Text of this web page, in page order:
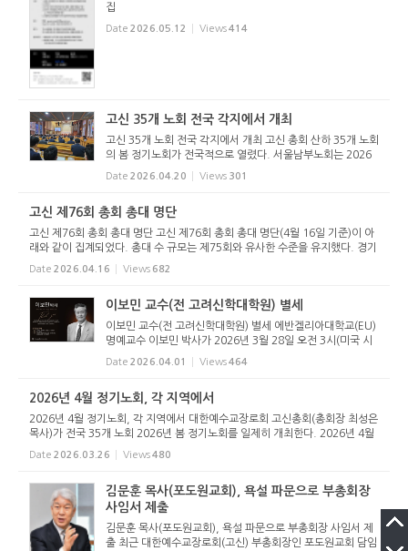
집
Date 2026.05.12 Views414
고신 35개 노회 전국 각지에서 개최
고신 35개 노회 전국 각지에서 개최 고신 총회 산하 35개 노회
의 봄 정기노회가 전국적으로 열렸다. 서울남부노회는 2026
년 4월 13일(월) 제18회 정기노회를 서울서문교회당(배준완
목사 시무)에서 개최했다. 오후 2시에 시작된 개회 예배에서
Date 2026.04.20 Views 301
고신 제76회 총회 총대 명단
고신 제76회 총회 총대 명단 고신 제76회 총회 총대 명단(4월 16일 기준)이 아
래와 같이 집계되었다. 총대 수 규모는 제75회와 유사한 수준을 유지했다. 경기
서부노회는 10명에서 12명으로 증가했고, 부산중부노회는 24명에서 22명으
로 감소했다. 제76회 총대...
Date 2026.04.16 Views 682
이보민 교수(전 고려신학대학원) 별세
이보민 교수(전 고려신학대학원) 별세 에반겔리아대학교(EU)
명예교수 이보민 박사가 2026년 3월 28일 오전 3시(미국 시
각) 향년 82세로 별세했다. 이보민 교수는 고려신학대학원과
미국 에반겔리아대학교 등에서 후학 양성에 헌신하며 한국교
Date 2026.04.01 Views464
2026년 4월 정기노회, 각 지역에서
2026년 4월 정기노회, 각 지역에서 대한예수교장로회 고신총회(총회장 최성은
목사)가 전국 35개 노회 2026년 봄 정기노회를 일제히 개최한다. 2026년 4월
13일(월)부터 14일(화)까지 전국 35개 노회가 각 지역에서 정기노회를 열고,
주요 회무를 처리할 예정...
Date 2026.03.26 Views480
김문훈 목사(포도원교회), 욕설 파문으로 부총회장
사임서 제출
김문훈 목사(포도원교회), 욕설 파문으로 부총회장 사임서 제
출 최근 대한예수교장로회(고신) 부총회장인 포도원교회 담임